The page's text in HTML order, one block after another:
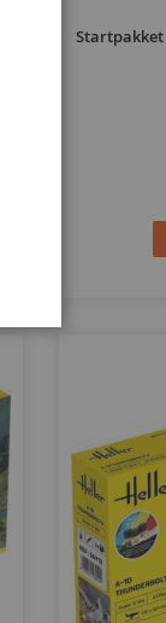
Startpakket